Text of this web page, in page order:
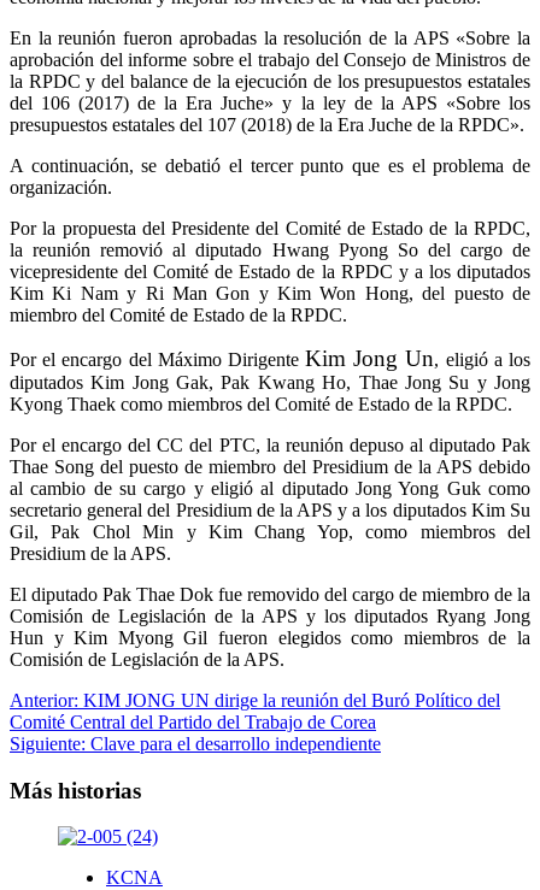
En la reunión fueron aprobadas la resolución de la APS «Sobre la
aprobación del informe sobre el trabajo del Consejo de Ministros de
la RPDC y del balance de la ejecución de los presupuestos estatales
del 106 (2017) de la Era Juche» y la ley de la APS «Sobre los
presupuestos estatales del 107 (2018) de la Era Juche de la RPDC».
A continuación, se debatió el tercer punto que es el problema de
organización.
Por la propuesta del Presidente del Comité de Estado de la RPDC,
la reunión removió al diputado Hwang Pyong So del cargo de
vicepresidente del Comité de Estado de la RPDC y a los diputados
Kim Ki Nam y Ri Man Gon y Kim Won Hong, del puesto de
miembro del Comité de Estado de la RPDC.
Por el encargo del Máximo Dirigente Kim Jong Un, eligió a los
diputados Kim Jong Gak, Pak Kwang Ho, Thae Jong Su y Jong
Kyong Thaek como miembros del Comité de Estado de la RPDC.
Por el encargo del CC del PTC, la reunión depuso al diputado Pak
Thae Song del puesto de miembro del Presidium de la APS debido
al cambio de su cargo y eligió al diputado Jong Yong Guk como
secretario general del Presidium de la APS y a los diputados Kim Su
Gil, Pak Chol Min y Kim Chang Yop, como miembros del
Presidium de la APS.
El diputado Pak Thae Dok fue removido del cargo de miembro de la
Comisión de Legislación de la APS y los diputados Ryang Jong
Hun y Kim Myong Gil fueron elegidos como miembros de la
Comisión de Legislación de la APS.
Navegación
de
Anterior: KIM JONG UN dirige la reunión del Buró Político del
Comité Central del Partido del Trabajo de Corea
Siguiente: Clave para el desarrollo independiente
Más historias
KCNA